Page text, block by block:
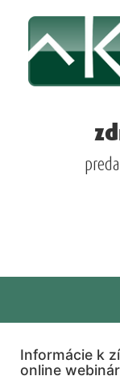
Informácie k
online